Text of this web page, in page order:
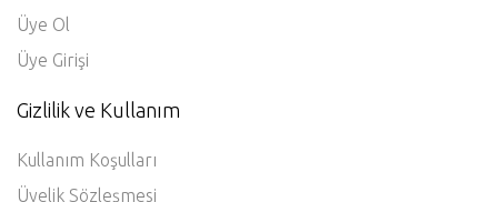
Üye Ol
Üye Girişi
Gizlilik ve Kullanım
Kullanım Koşulları
Üyelik Sözleşmesi